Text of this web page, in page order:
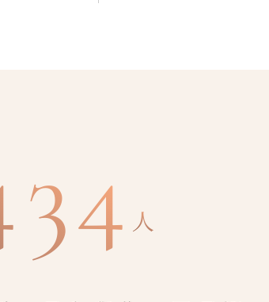
人